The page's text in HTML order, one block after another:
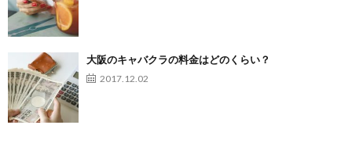
大阪のキャバクラの料金はどのくらい？
2017.12.02